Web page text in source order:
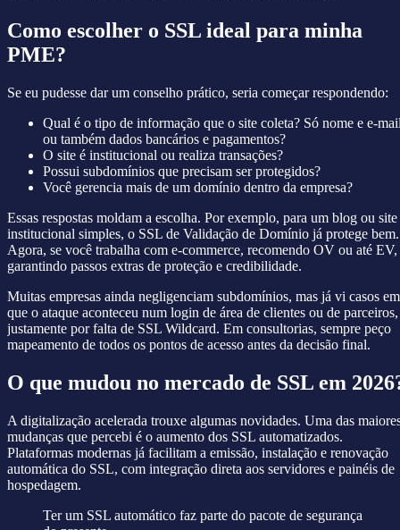
Como escolher o SSL ideal para minha
PME?
Se eu pudesse dar um conselho prático, seria começar respondendo:
Qual é o tipo de informação que o site coleta? Só nome e e-
ou também dados bancários e pagamentos?
O site é institucional ou realiza transações?
Possui subdomínios que precisam ser protegidos?
Você gerencia mais de um domínio dentro da empresa?
Essas respostas moldam a escolha. Por exemplo, para um blog ou site
institucional simples, o SSL de Validação de Domínio já protege bem.
Agora, se você trabalha com e-commerce, recomendo OV ou até EV,
garantindo passos extras de proteção e credibilidade.
Muitas empresas ainda negligenciam subdomínios, mas já vi casos em
que o ataque aconteceu num login de área de clientes ou de parceiros,
justamente por falta de SSL Wildcard. Em consultorias, sempre peço
mapeamento de todos os pontos de acesso antes da decisão final.
O que mudou no mercado de SSL em
A digitalização acelerada trouxe algumas novidades. Uma das
mudanças que percebi é o aumento dos SSL automatizados.
Plataformas modernas já facilitam a emissão, instalação e renovação
automática do SSL, com integração direta aos servidores e painéis de
hospedagem.
Ter um SSL automático faz parte do pacote de segurança